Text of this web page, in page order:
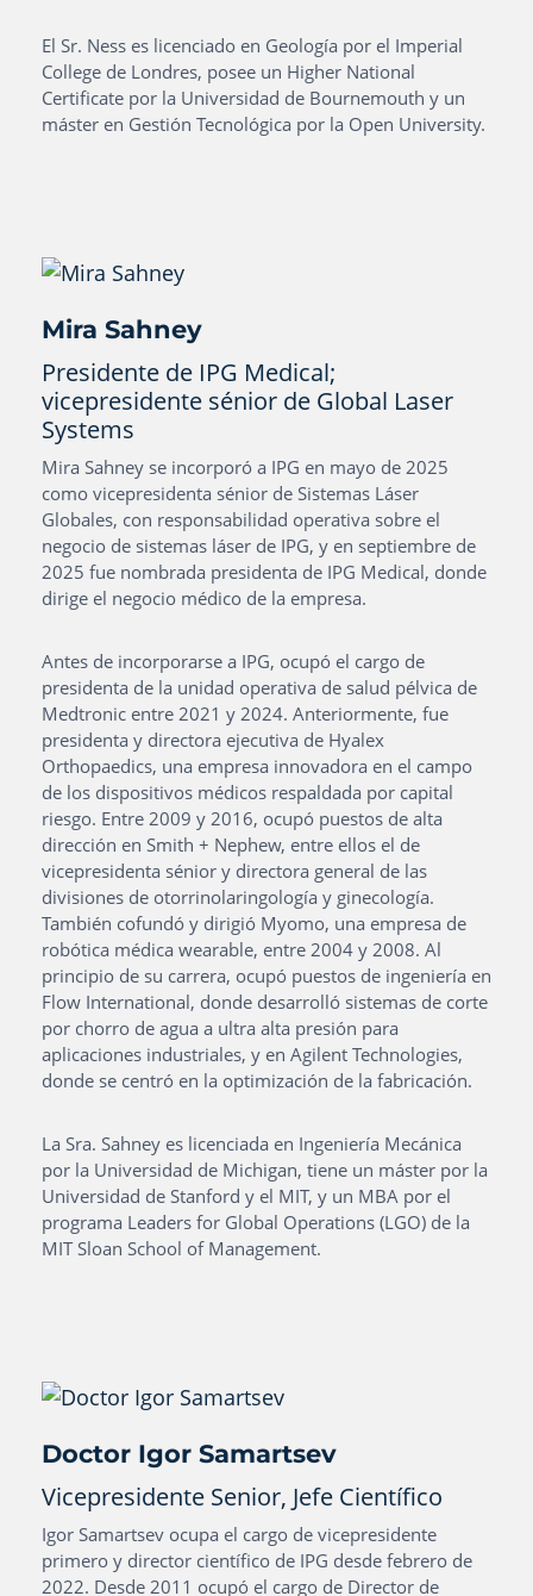
El Sr. Ness es licenciado en Geología por el Imperial
College de Londres, posee un Higher National
Certificate por la Universidad de Bournemouth y un
máster en Gestión Tecnológica por la Open University.
Mira Sahney
Presidente de IPG Medical;
vicepresidente sénior de Global Laser
Systems
Mira Sahney se incorporó a IPG en mayo de 2025
como vicepresidenta sénior de Sistemas Láser
Globales, con responsabilidad operativa sobre el
negocio de sistemas láser de IPG, y en septiembre de
2025 fue nombrada presidenta de IPG Medical, donde
dirige el negocio médico de la empresa.
Antes de incorporarse a IPG, ocupó el cargo de
presidenta de la unidad operativa de salud pélvica de
Medtronic entre 2021 y 2024. Anteriormente, fue
presidenta y directora ejecutiva de Hyalex
Orthopaedics, una empresa innovadora en el campo
de los dispositivos médicos respaldada por capital
riesgo. Entre 2009 y 2016, ocupó puestos de alta
dirección en Smith + Nephew, entre ellos el de
vicepresidenta sénior y directora general de las
divisiones de otorrinolaringología y ginecología.
También cofundó y dirigió Myomo, una empresa de
robótica médica wearable, entre 2004 y 2008. Al
principio de su carrera, ocupó puestos de ingeniería en
Flow International, donde desarrolló sistemas de corte
por chorro de agua a ultra alta presión para
aplicaciones industriales, y en Agilent Technologies,
donde se centró en la optimización de la fabricación.
La Sra. Sahney es licenciada en Ingeniería Mecánica
por la Universidad de Michigan, tiene un máster por la
Universidad de Stanford y el MIT, y un MBA por el
programa Leaders for Global Operations (LGO) de la
MIT Sloan School of Management.
Doctor Igor Samartsev
Vicepresidente Senior, Jefe Científico
Igor Samartsev ocupa el cargo de vicepresidente
primero y director científico de IPG desde febrero de
2022. Desde 2011 ocupó el cargo de Director de